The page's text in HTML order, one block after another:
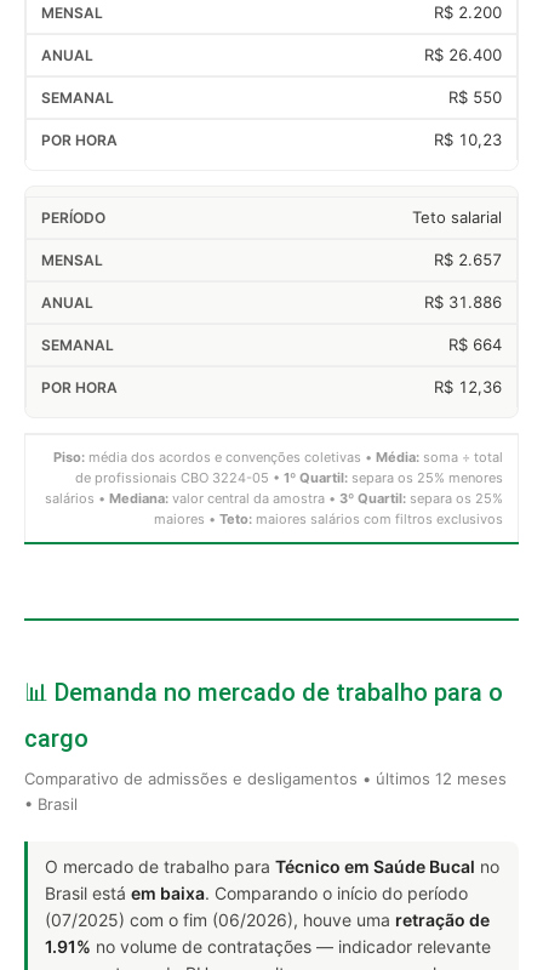
R$ 2.200
R$ 26.400
R$ 550
R$ 10,23
Teto salarial
R$ 2.657
R$ 31.886
R$ 664
R$ 12,36
Piso: média dos acordos e convenções coletivas • Média: soma ÷ total
de profissionais CBO 3224-05 • 1º Quartil: separa os 25% menores
salários • Mediana: valor central da amostra • 3º Quartil: separa os 25%
maiores • Teto: maiores salários com filtros exclusivos
📊 Demanda no mercado de trabalho para o
cargo
Comparativo de admissões e desligamentos • últimos 12 meses
• Brasil
O mercado de trabalho para Técnico em Saúde Bucal no
Brasil está em baixa. Comparando o início do período
(07/2025) com o fim (06/2026), houve uma retração de
1.91% no volume de contratações — indicador relevante